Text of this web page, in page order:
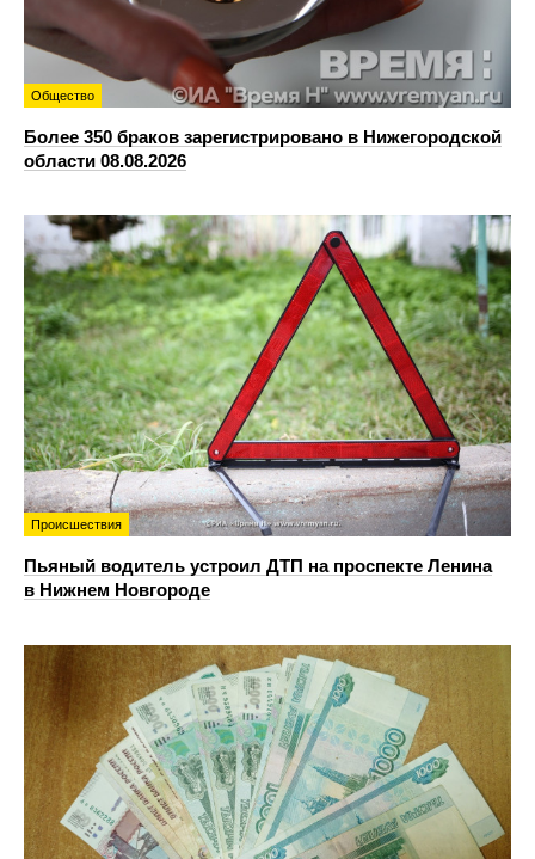
Общество
Более 350 браков зарегистрировано в Нижегородской
области 08.08.2026
Происшествия
Пьяный водитель устроил ДТП на проспекте Ленина
в Нижнем Новгороде